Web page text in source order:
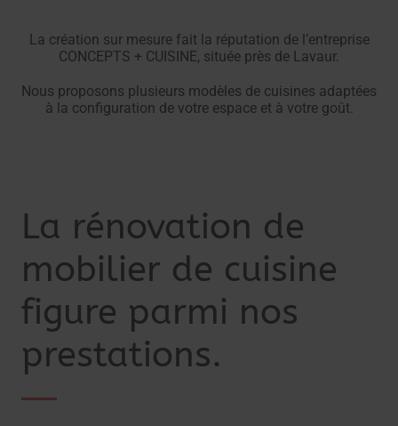
La création sur mesure fait la réputation de l’entreprise
CONCEPTS + CUISINE, située près de Lavaur.
Nous proposons plusieurs modèles de cuisines adaptées
à la configuration de votre espace et à votre goût.
La rénovation de
mobilier de cuisine
figure parmi nos
prestations.